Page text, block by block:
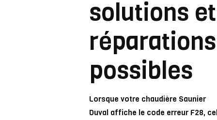
solutions et
réparations
possibles
Lorsque votre chaudière Saunier
Duval affiche le code erreur F28,